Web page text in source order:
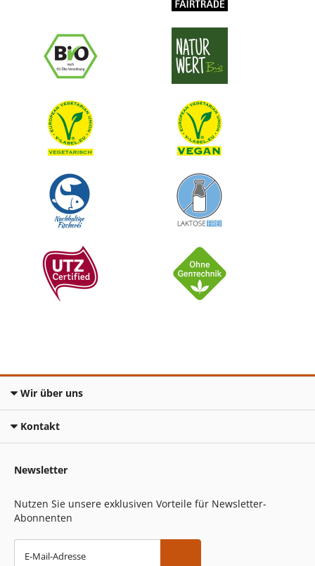
Wir über uns
Kontakt
Newsletter
Nutzen Sie unsere exklusiven Vorteile für Newsletter-
Abonnenten
E-Mail-Adresse